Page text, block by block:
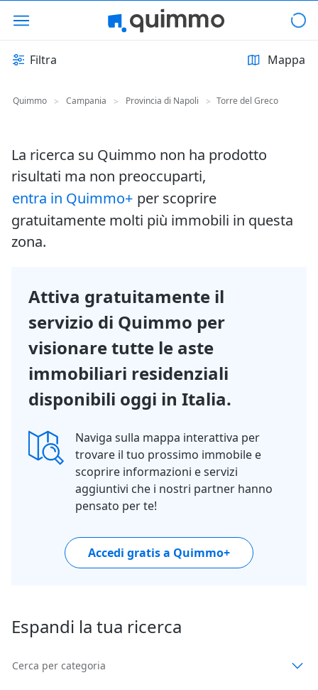
Filtra Mappa
Quimmo > Campania > Provincia di Napoli > Torre del Greco
La ricerca su Quimmo non ha prodotto
risultati ma non preoccuparti,
entra in Quimmo+ per scoprire
gratuitamente molti più immobili in questa
zona.
Attiva gratuitamente il
servizio di Quimmo per
visionare tutte le aste
immobiliari residenziali
disponibili oggi in Italia.
Naviga sulla mappa interattiva per
trovare il tuo prossimo immobile e
scoprire informazioni e servizi
aggiuntivi che i nostri partner hanno
pensato per te!
Accedi gratis a Quimmo+
Espandi la tua ricerca
Cerca per categoria